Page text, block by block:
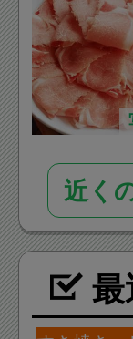
近く
最